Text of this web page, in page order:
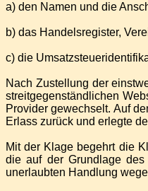
a) den Namen und die
b) das Handelsregister,
c) die
Nach Zustellung der
streitgegenständlichen
Provider gewechselt. Auf
Erlass zurück und erlegte
Mit der Klage begehrt die
die auf der Grundlage
unerlaubten Handlung